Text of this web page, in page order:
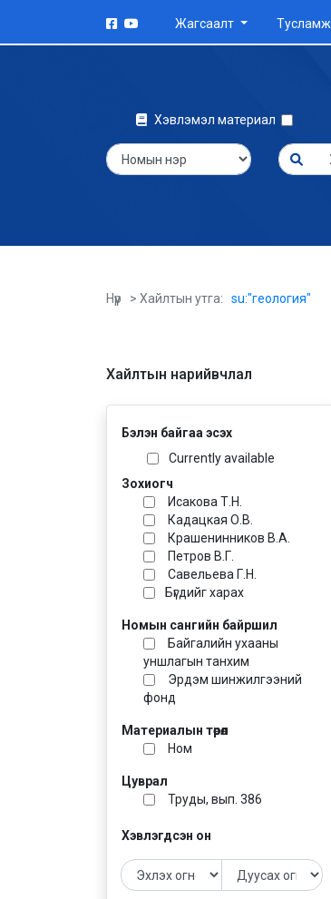
Жагсаалт Тусламж
Хэвлэмэл материал
Нүүр > Хайлтын утга: su:"геология"
Хайлтын нарийвчлал
Бэлэн байгаа эсэх
Currently available
Зохиогч
Исакова Т.Н.
Кадацкая О.В.
Крашенинников В.А.
Петров В.Г.
Савельева Г.Н.
Бүгдийг харах
Номын сангийн байршил
Байгалийн ухааны
уншлагын танхим
Эрдэм шинжилгээний
фонд
Материалын төрөл
Ном
Цуврал
Труды, вып. 386
Хэвлэгдсэн он